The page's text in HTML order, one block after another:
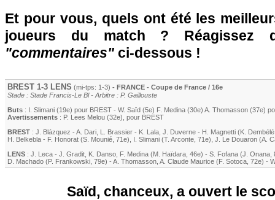
Et pour vous, quels ont été les
joueurs du match ? Réagissez
"commentaires" ci-dessous !
BREST 1-3 LENS (mi-tps: 1-3) - FRANCE - Coupe de France / 16e
Stade : Stade Francis-Le Bl - Arbitre : P. Gaillouste
Buts : I. Slimani (19e) pour BREST - W. Saïd (5e) F. Medina (30e) A. Thomasson (37e)
Avertissements : P. Lees Melou (32e) , pour BREST
BREST : J. Blázquez - A. Dari L. Brassier - K. Lala J. Duverne - H. Magnetti (K. Dembélé
H. Belkebla - F. Honorat (S. Mounié , 71e) I. Slimani (T. Arconte , 71e) J. Le Douaron (A.
LENS : J. Leca - J. Gradit K. Danso F. Medina (M. Haïdara , 46e) - S. Fofana (J. Onana
D. Machado (P. Frankowski , 79e) - A. Thomasson A. Claude Maurice (F. Sotoca , 72e) -
Saïd, chanceux, a ouvert le